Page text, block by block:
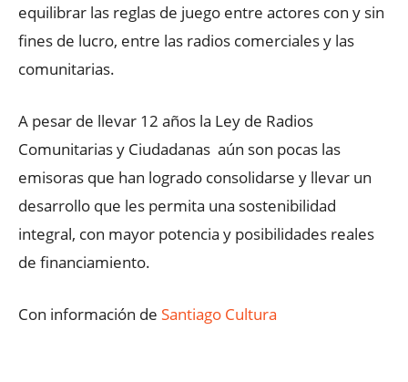
equilibrar las reglas de juego entre actores con y sin
fines de lucro, entre las radios comerciales y las
comunitarias.
A pesar de llevar 12 años la Ley de Radios
Comunitarias y Ciudadanas aún son pocas las
emisoras que han logrado consolidarse y llevar un
desarrollo que les permita una sostenibilidad
integral, con mayor potencia y posibilidades reales
de financiamiento.
Con información de Santiago Cultura